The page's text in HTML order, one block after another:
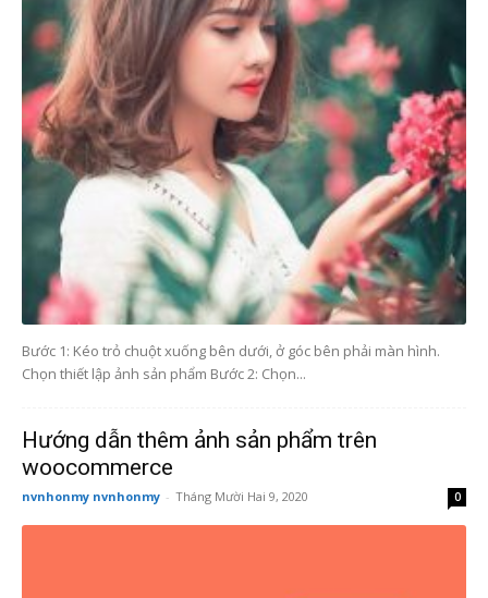
Bước 1: Kéo trỏ chuột xuống bên dưới, ở góc bên phải màn hình.
Chọn thiết lập ảnh sản phẩm Bước 2: Chọn...
Hướng dẫn thêm ảnh sản phẩm trên
woocommerce
nvnhonmy nvnhonmy - Tháng Mười Hai 9, 2020 0